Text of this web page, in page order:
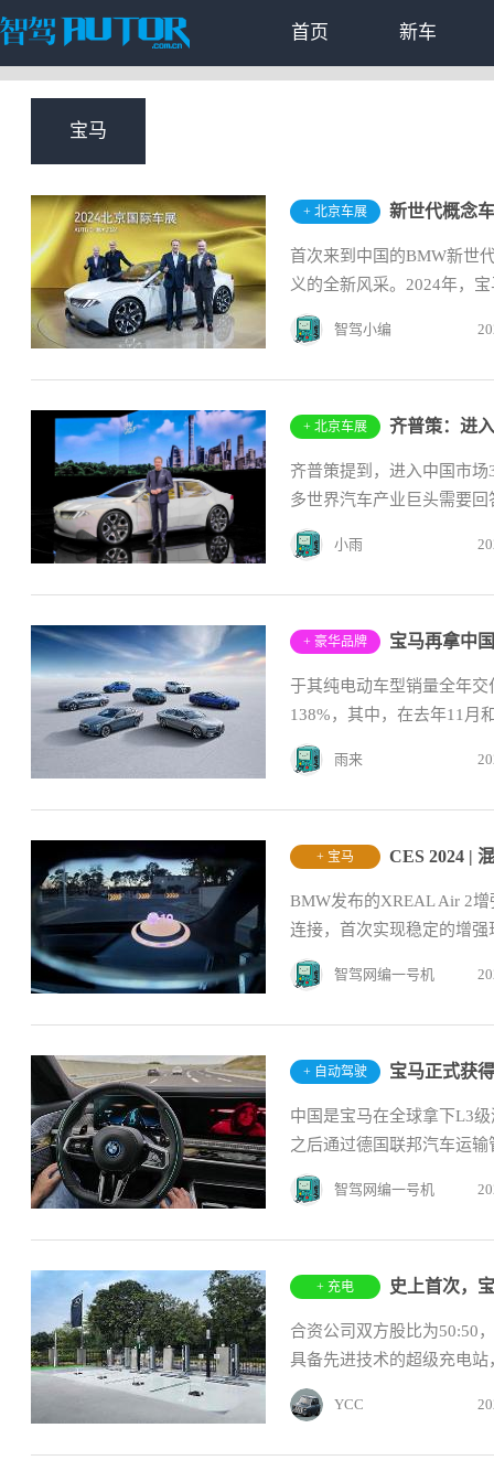
首页 新车
宝马
+ 北京车展 新世代概念
首次来到中国的BMW新世
义的全新风采。2024年，
步...
智驾小编
+ 北京车展 齐普策：进
齐普策提到，进入中国市
多世界汽车产业巨头需要
小雨
+ 豪华品牌 宝马再拿中
于其纯电动车型销量全年
138%，其中，在去年11月
台
雨来
+ 宝马
BMW发布的XREAL Air 2
连接，首次实现稳定的增
智驾网编一号机
+ 自动驾驶 宝马正式获
中国是宝马在全球拿下L3
之后通过德国联邦汽车运
智驾网编一号机
+ 充电 史上首次，
合资公司双方股比为50:50
具备先进技术的超级充电
YCC